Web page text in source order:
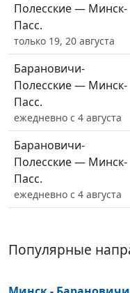
Полесские — Минск-
Пасс.
только 19, 20 августа
Барановичи-
Полесские — Минск-
Пасс.
ежедневно с 4 августа
Барановичи-
Полесские — Минск-
Пасс.
ежедневно с 4 августа
Популярные